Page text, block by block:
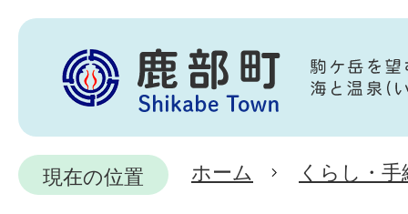
現在の位置 ホーム くらし・手